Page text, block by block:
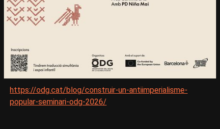
https://odg.cat/blog/construir-un-antiimperialisme-
popular-seminari-odg-2026/